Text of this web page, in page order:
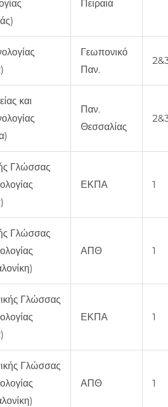
Πειραιά
Γεωπονικό
Παν.
και
Παν.
Θεσσαλίας
Γλώσσας
ΕΚΠΑ 1
Γλώσσας
ΑΠΘ 1
Γλώσσας
ΕΚΠΑ 1
Γλώσσας
ΑΠΘ 1